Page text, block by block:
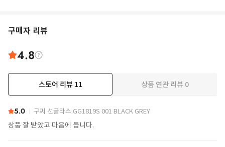
구매자 리뷰
4.8
스토어 리뷰 11 상품 연관 리뷰 0
5.0 구찌 선글라스 GG1819S 001 BLACK GREY
상품 잘 받았고 마음에 듭니다.